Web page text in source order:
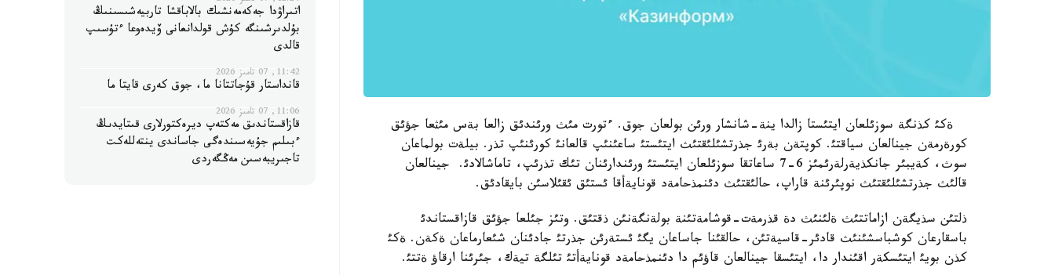
ةكئ كذنگة سوزئلعان ايتئستا زالدا ينة-شانشار ورئن بولعان جوق. ءتورت مئث ورئندئق زالعا بةس مئثعا جؤئق
كورةرمةن جينالعان سياقتئ. كوپتةن بةرئ جذرتشئلئقتئث ايتئستئ ساعئنئپ قالعانئ كورئنئپ تذر. بيلةت بولماعان
سوث، كةيبئر جانكذيةرلةرئمئز 6-7 ساعاتقا سوزئلعان ايتئستئ ورئندارئنان تئك تذرئپ، تاماشالادئ. جينالعان
قالئث جذرتشئلئقتئث نوپئرئنة قاراپ، حالئقتئث دئنمذحامةد قونايةأقا ئستئق ئقئلاسئن بايقادئق.
ذلتئن سذيگةن ازاماتتئث ةلئنئث دة قذرمةت-قوشامةتئنة بولةنگةنئن ذقتئق. وتئز جئلعا جؤئق قازاقستاندئ
باسقارعان كوشباسشئنئث قادئر-قاسيةتئن، حالقئنا جاساعان يگئ ئستةرئن جذرتئ جادئنان شئعارماعان ةكةن. ةكئ
كذن بويئ ايتئسكةر اقئندار دا، ايتئسقا جينالعان قاؤئم دا دئنمذحامةد قونايةأتئ تئلگة تيةك، جئرئنا ارقاؤ ةتتئ.
اتىراۋدا جەكەمەنشىك بالاباقشا تاربيەشىسىنىڭ
بۇلدىرشىنگە كۇش قولدانعانى ۆيدەوعا ءتۇسىپ
قالدى
11:42, 07 تامىز 2026
قانداستار قۇجاتتانا ما، جوق كەرى قايتا ما
11:06, 07 تامىز 2026
قازاقستاندىق مەكتەپ ديرەكتورلارى قىتايدىڭ
ءبىلىم جۇيەسىندەگى جاساندى ينتەللەكت
تاجىريبەسىن مەڭگەردى